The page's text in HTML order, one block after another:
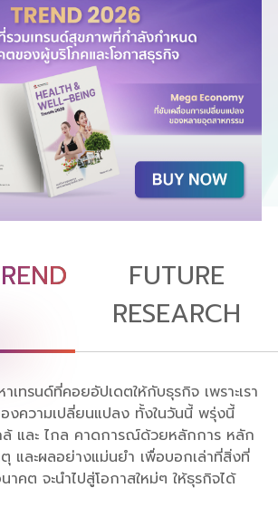
FUTURE
RESEARCH
เทรนด์ที่คอยอัปเดตให้กับธุรกิจ เพราะเรา
งความเปลี่ยนแปลง ทั้งในวันนี้ พรุ่งนี้
ล้ และ ไกล คาดการณ์ด้วยหลักการ หลัก
ตุ และผลอย่างแม่นยำ เพื่อบอกเล่าที่สิ่งที่
าคต จะนำไปสู่โอกาสใหม่ๆ ให้ธุรกิจได้